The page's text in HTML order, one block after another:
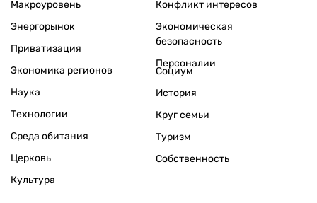
Макроуровень
Энергорынок
Приватизация
Экономика регионов
Конфликт интересов
Экономическая
безопасность
Персоналии
Наука
Технологии
Среда обитания
Церковь
Культура
Социум
История
Круг семьи
Туризм
Собственность